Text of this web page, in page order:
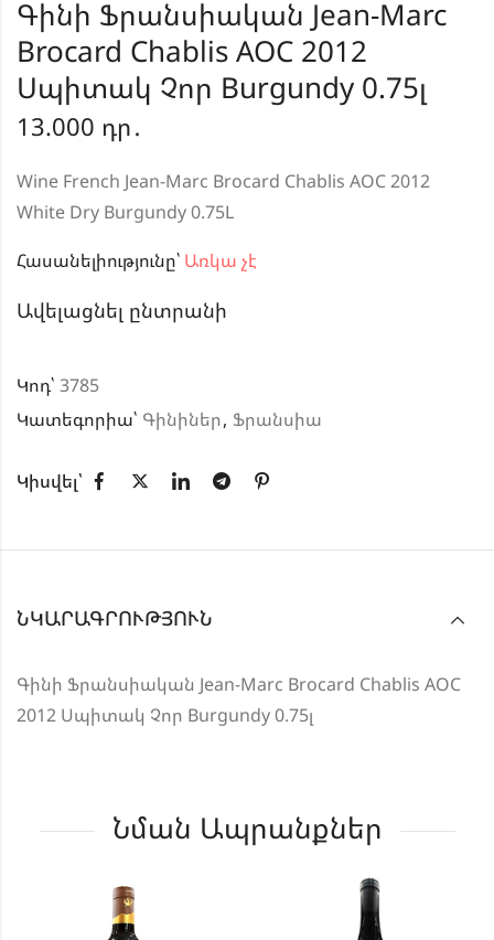
Գինի Ֆրանսիական Jean-Marc
Brocard Chablis AOC 2012
Սպիտակ Չոր Burgundy 0.75լ
13.000 դր․
Wine French Jean-Marc Brocard Chablis AOC 2012
White Dry Burgundy 0.75L
Հասանելիությունը՝ Առկա չէ
Ավելացնել ընտրանի
Կոդ՝ 3785
Կատեգորիա՝ Գինիներ, Ֆրանսիա
Կիսվել՝
ՆԿԱՐԱԳՐՈՒԹՅՈՒՆ
Գինի Ֆրանսիական Jean-Marc Brocard Chablis AOC
2012 Սպիտակ Չոր Burgundy 0.75լ
Նման Ապրանքներ